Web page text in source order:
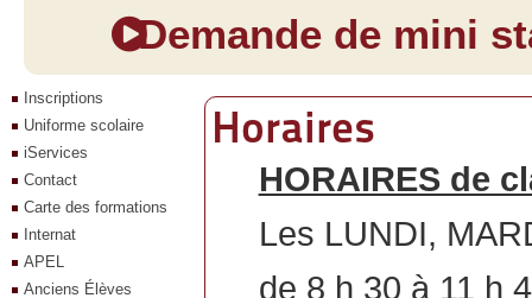
Demande de mini
Inscriptions
Uniforme scolaire
iServices
Contact
Carte des formations
Internat
APEL
Anciens Élèves
Horaires
HORAIRES de
Les LUNDI,
de 8 h 30 à 11 h